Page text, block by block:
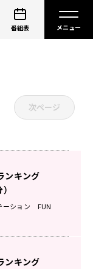
番組表
グ
次ページ
ンキング
ーション FUN
ンキング